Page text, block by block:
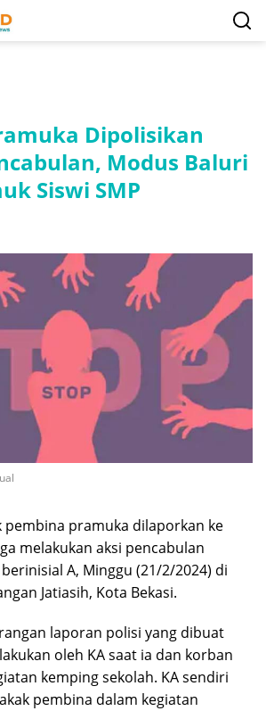
Dipolisikan
Modus Baluri
Siswi SMP
pembina pramuka dilaporkan ke
melakukan aksi pencabulan
A, Minggu (21/2/2024) di
Jatiasih, Kota Bekasi.
laporan polisi yang dibuat
oleh KA saat ia dan korban
kemping sekolah. KA sendiri
pembina dalam kegiatan